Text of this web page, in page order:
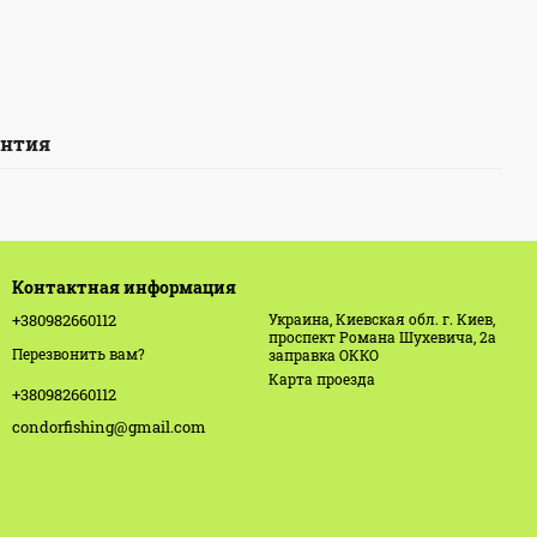
Контактная информация
+380982660112
Перезвонить вам?
+380982660112
condorfishing@gmail.com
Украина, Киевская обл. г. Киев,
проспект Романа Шухевича, 2а
заправка ОККО
Карта проезда